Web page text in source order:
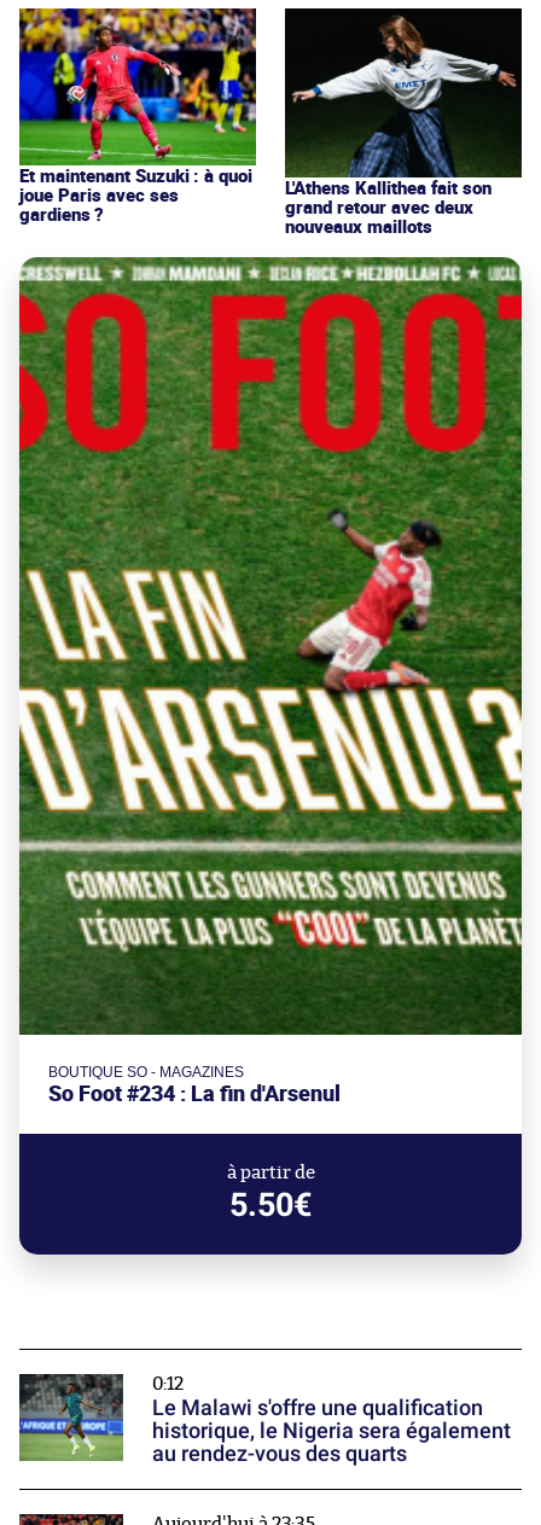
Et maintenant Suzuki : à quoi
joue Paris avec ses
gardiens ?
L'Athens Kallithea fait son
grand retour avec deux
nouveaux maillots
BOUTIQUE SO - MAGAZINES
So Foot #234 : La fin d'Arsenul
à partir de
5.50€
0:12
Le Malawi s'offre une qualification
historique, le Nigeria sera également
au rendez-vous des quarts